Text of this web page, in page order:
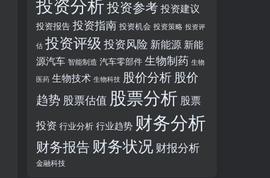
投资参考 投资建议
投资报告 投资指南 投资机会 投资策略 投资评
估 投资评级 投资风险 新能源 新能
源汽车 智能制造 汽车零部件 生物制药 生物
医药 生物技术 生物科技 股价分析 股价
趋势 股票估值 股票分析 股票
投资 行业分析 行业趋势 财务分析
财务报告 财务状况财报分析
金融科技